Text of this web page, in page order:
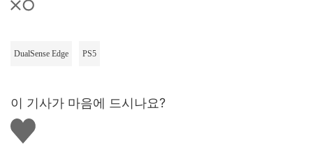
DualSense Edge PS5
이 기사가 마음에 드시나요?
좋
아